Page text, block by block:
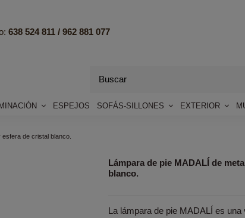
638 524 811 / 962 881 077
ESPEJOS SOFÁS-SILLONES EXTERIOR
de cristal blanco.
Lámpara de pie MADALÍ de
blanco.
La lámpara de pie MADALÍ es